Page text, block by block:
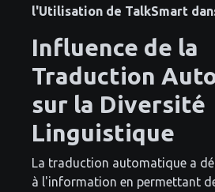
l'Utilisation de TalkSmart
Influence de la
Traduction
sur la Diversité
Linguistique
La traduction automatique a
à l'information en permettant